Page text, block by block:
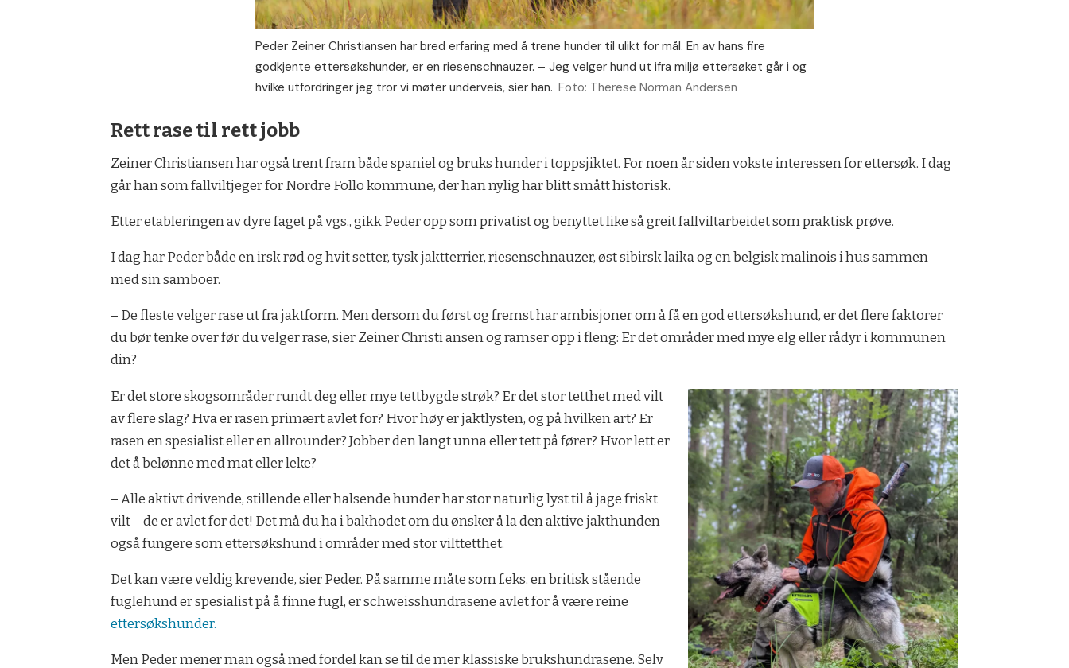
Peder Zeiner Christiansen har bred erfaring med å trene hunder til ulikt for mål. En av hans fire
godkjente ettersøkshunder, er en riesenschnauzer. – Jeg velger hund ut ifra miljø ettersøket går i og
hvilke utfordringer jeg tror vi møter underveis, sier han. Foto: Therese Norman Andersen
Rett rase til rett jobb
Zeiner Christiansen har også trent fram både spaniel og bruks hunder i toppsjiktet. For noen år siden vokste interessen for ettersøk. I dag
går han som fallviltjeger for Nordre Follo kommune, der han nylig har blitt smått historisk.
Etter etableringen av dyre faget på vgs., gikk Peder opp som privatist og benyttet like så greit fallviltarbeidet som praktisk prøve.
I dag har Peder både en irsk rød og hvit setter, tysk jaktterrier, riesenschnauzer, øst sibirsk laika og en belgisk malinois i hus sammen
med sin samboer.
– De fleste velger rase ut fra jaktform. Men dersom du først og fremst har ambisjoner om å få en god ettersøkshund, er det flere faktorer
du bør tenke over før du velger rase, sier Zeiner Christi ansen og ramser opp i fleng: Er det områder med mye elg eller rådyr i kommunen
din?
Er det store skogsområder rundt deg eller mye tettbygde strøk? Er det stor tetthet med vilt
av flere slag? Hva er rasen primært avlet for? Hvor høy er jaktlysten, og på hvilken art? Er
rasen en spesialist eller en allrounder? Jobber den langt unna eller tett på fører? Hvor lett er
det å belønne med mat eller leke?
– Alle aktivt drivende, stillende eller halsende hunder har stor naturlig lyst til å jage friskt
vilt – de er avlet for det! Det må du ha i bakhodet om du ønsker å la den aktive jakthunden
også fungere som ettersøkshund i områder med stor vilttetthet.
Det kan være veldig krevende, sier Peder. På samme måte som f.eks. en britisk stående
fuglehund er spesialist på å finne fugl, er schweisshundrasene avlet for å være reine
ettersøkshunder.
Men Peder mener man også med fordel kan se til de mer klassiske brukshundrasene. Selv